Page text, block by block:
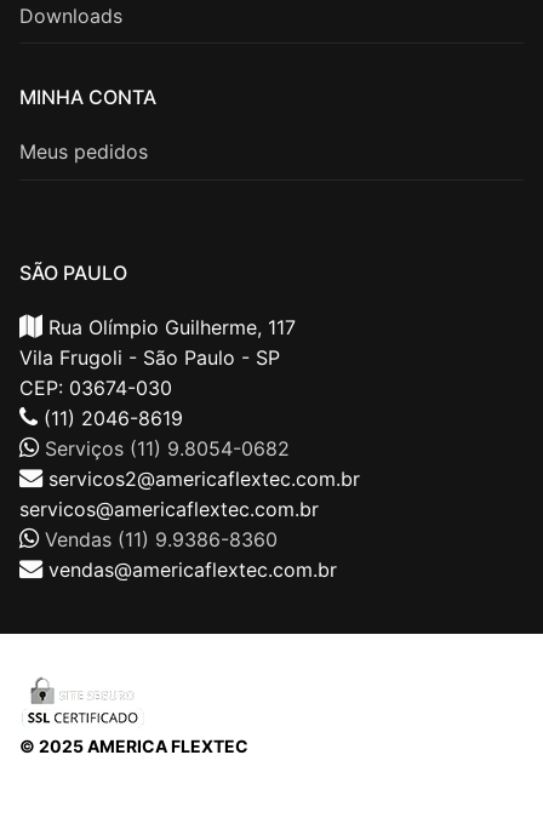
Downloads
MINHA CONTA
Meus pedidos
SÃO PAULO
Rua Olímpio Guilherme, 117
Vila Frugoli - São Paulo - SP
CEP: 03674-030
(11) 2046-8619
Serviços (11) 9.8054-0682
servicos2@americaflextec.com.br
servicos@americaflextec.com.br
Vendas (11) 9.9386-8360
vendas@americaflextec.com.br
© 2025 AMERICA FLEXTEC